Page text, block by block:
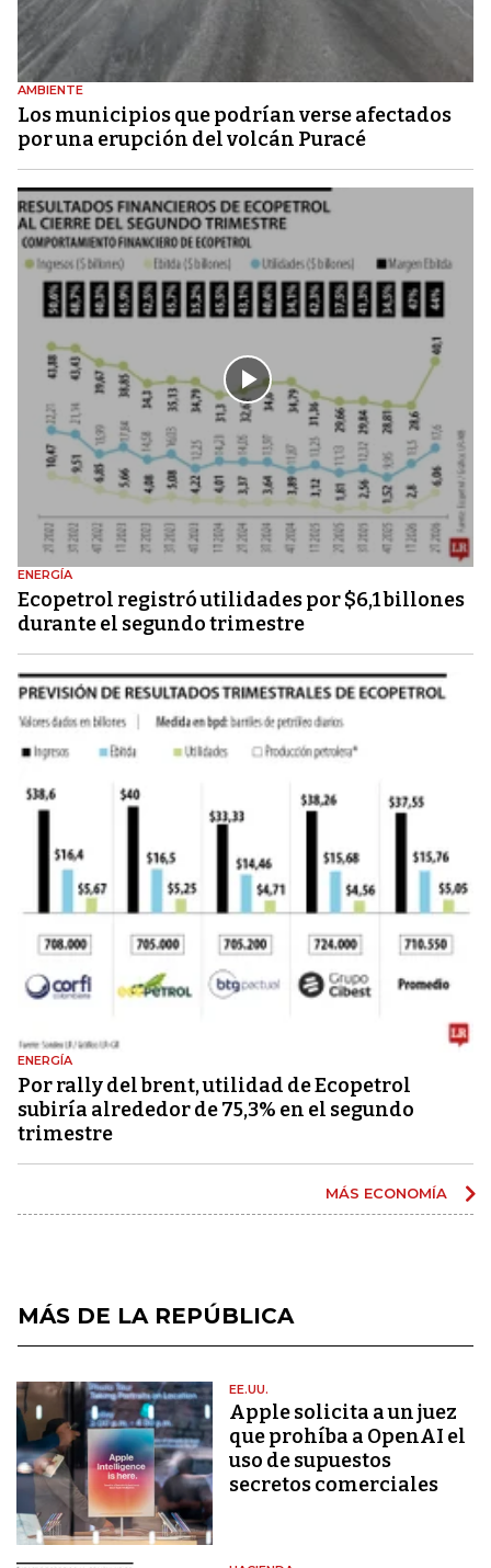
AMBIENTE
Los municipios que podrían verse afectados
por una erupción del volcán Puracé
ENERGÍA
Ecopetrol registró utilidades por $6,1 billones
durante el segundo trimestre
ENERGÍA
Por rally del brent, utilidad de Ecopetrol
subiría alrededor de 75,3% en el segundo
trimestre
MÁS ECONOMÍA
MÁS DE LA REPÚBLICA
EE.UU.
Apple solicita a un juez
que prohíba a OpenAI el
uso de supuestos
secretos comerciales